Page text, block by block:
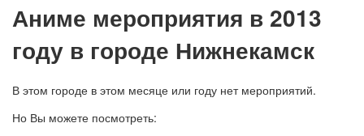
Аниме мероприятия в 2013
году в городе Нижнекамск
В этом городе в этом месяце или году нет мероприятий.
Но Вы можете посмотреть: